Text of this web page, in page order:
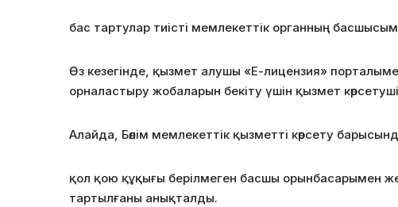
бас тартулар тиісті мемлекеттік органның
Өз кезегінде, қызмет алушы «Е-лицензия»
орналастыру жобаларын бекіту үшін қызмет көрсетуші
Алайда, Бөлім мемлекеттік қызметті көрсету
қол қою құқығы берілмеген басшы орынбасарымен
тартылғаны анықталды.